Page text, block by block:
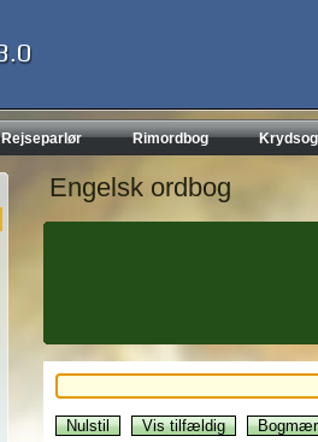
Rejseparlør Rimordbog
Engelsk ordbog